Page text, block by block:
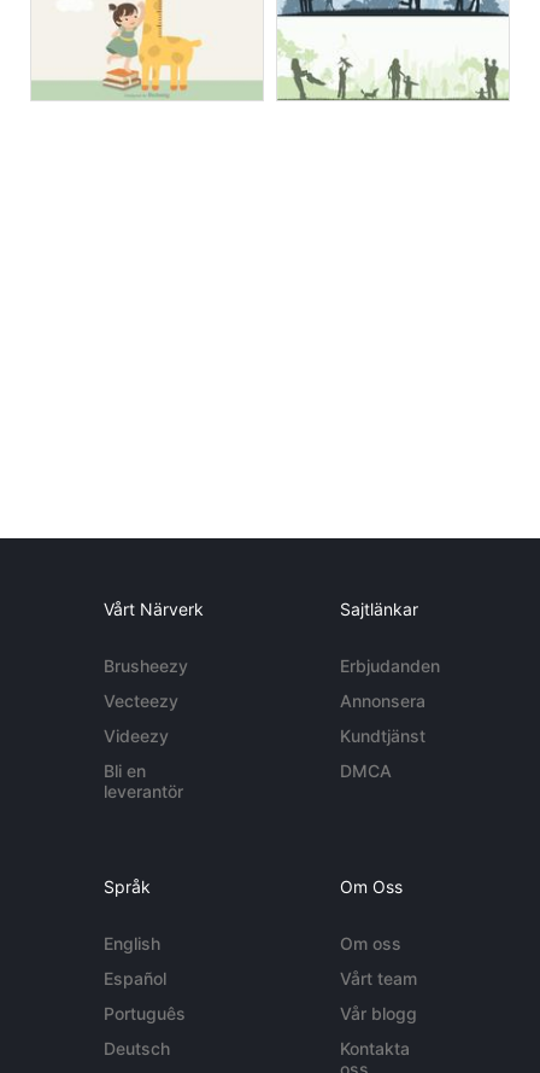
Vårt Närverk
Brusheezy
Vecteezy
Videezy
Bli en
leverantör
Sajtlänkar
Erbjudanden
Annonsera
Kundtjänst
DMCA
Språk
English
Español
Português
Deutsch
Om Oss
Om oss
Vårt team
Vår blogg
Kontakta
oss